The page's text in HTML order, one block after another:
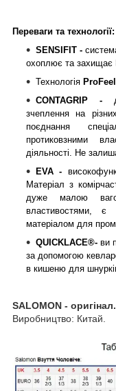
Переваги та технології:
SENSIFIT -
охоплює та захищає
Технологія ProFeel
CONTAGRIP -
зчеплення на
поєднання
протиковзними
діяльності. Не
EVA -
Матеріал з
дуже малою
властивостями, є
матеріалом для
QUICKLACE®- ви
за допомогою
в кишеню для шнурків
SALOMON - оригінал.
Виробництво: Китай.